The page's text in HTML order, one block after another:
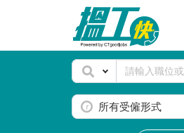
所有受僱形式